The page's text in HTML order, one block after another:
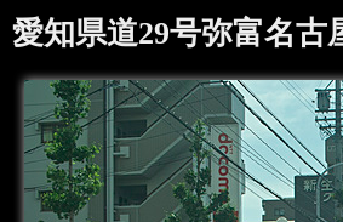
愛知県道29号弥富名古